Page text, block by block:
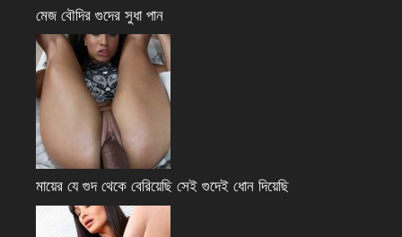
মেজ বৌদির গুদের সুধা পান
মায়ের যে গুদ থেকে বেরিয়েছি সেই গুদেই ধোন দিয়েছি